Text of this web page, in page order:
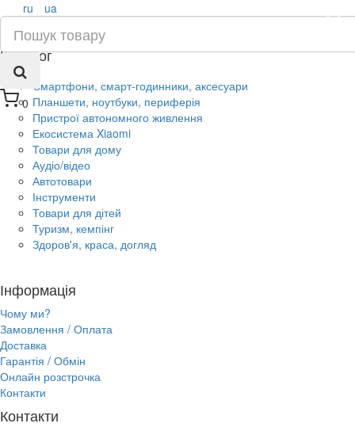
0
×
ru ua
Каталог
Смартфони, смарт-годинники, аксесуари
Планшети, ноутбуки, периферія
Пристрої автономного живлення
Екосистема Xiaomi
Товари для дому
Аудіо/відео
Автотовари
Інструменти
Товари для дітей
Туризм, кемпінг
Здоров'я, краса, догляд
Інформація
Чому ми?
Замовлення / Оплата
Доставка
Гарантія / Обмін
Онлайн розстрочка
Контакти
Контакти